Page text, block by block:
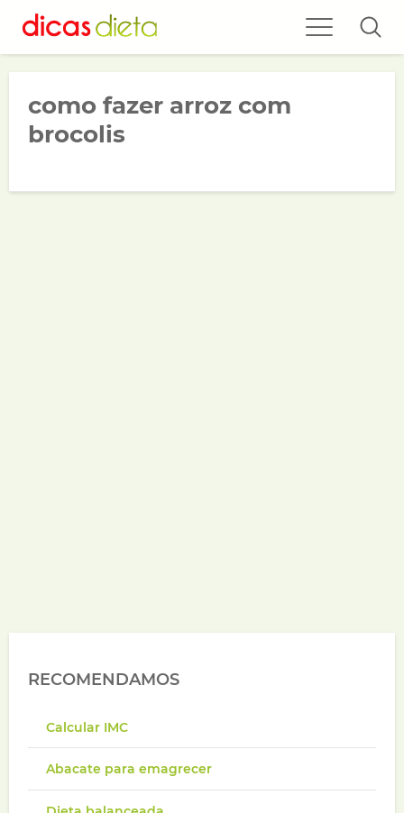
como fazer arroz com
brocolis
RECOMENDAMOS
Calcular IMC
Abacate para emagrecer